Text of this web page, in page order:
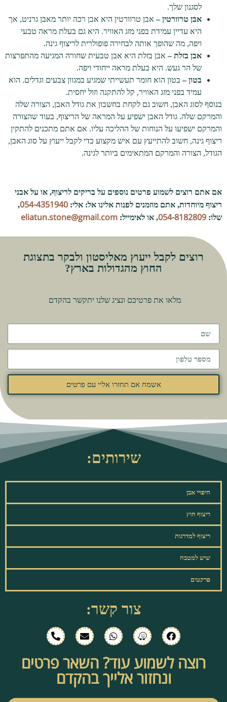
לסגנון שלך.
אבן טרוורטין –אבן טרוורטין היא אבן רכה יותר מאבן גרניט, אך
היא עדיין עמידת בפני מזג האוויר. היא גם בעלת מראה טבעי
ויפה, מה שהופך אותה לבחירה פופולרית לריצוף גינה.
אבן בזלת –אבן בזלת היא אבן טבעית שחורה המגיעה מהתפרצות
של הר געש. היא בעלת מראה ייחודי ויפה.
בטון –בטון הוא חומר תעשייתי שמגיע במגוון צבעים וגדלים. הוא
עמיד בפני מזג האוויר, קל להתקנה וזול יחסית.
בנוסף לסוג האבן, חשוב גם לקחת בחשבון את גודל האבן, הצורה שלה
והמרקם שלה. גודל האבן ישפיע על המראה של הריצוף, בעוד שהצורה
והמרקם ישפיעו על הנוחות של ההליכה עליו. אם אתם מתכנים להתקין
ריצוף גינה, חשוב להתייעץ עם איש מקצוע כדי לקבל ייעוץ על סוג האבן,
הגודל, הצורה והמרקם המתאימים ביותר לגינה.
אם אתם רוצים לשמוע פרטים נוספים על בריקים לריצוף, או על אבני
ריצוף מיוחדות, אתם מוזמנים לפנות אלינו אל: אלי: 054-4351940
,
שלו: 054-8182809, או לאימייל: eliatun.stone@gmail.com
רוצים לקבל ייעוץ מאליסטון ולבקר בתצוגת
החוץ מהגדולות בארץ?
מלאו את פרטיכם ונציג שלנו יתקשר בהקדם
אשמח אם תחזרו אליי עם פרטים
שירותים:
חיפויי אבן
ריצוף חוץ
ריצוף למדרגות
שיש למטבח
פרקטים
צור קשר:
רוצה לשמוע עוד? השאר פרטים
ונחזור אלייך בהקדם